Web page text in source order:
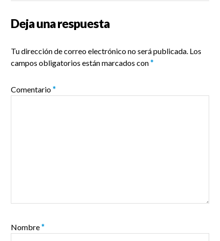
Deja una respuesta
Tu dirección de correo electrónico no será publicada. Los
campos obligatorios están marcados con*
Comentario*
Nombre*